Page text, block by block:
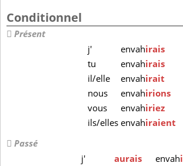
Conditionnel
Présent
j'
envahirais
tu
envahirais
il/elle
envahirait
nous
envahirions
vous
envahiriez
ils/ellesenvahiraient
Passé
j'
aurais envahi